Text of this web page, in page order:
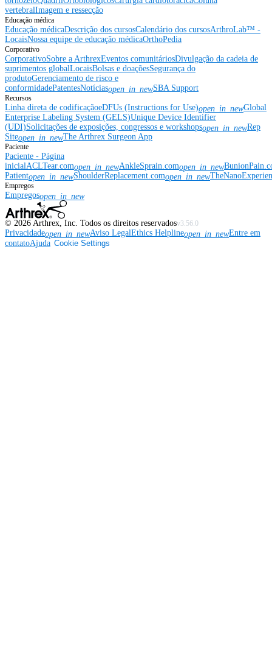
vertebralImagem e ressecção
Educação médica
Educação médicaDescrição dos cursosCalendário dos cursosArthroLab™ -
LocaisNossa equipe de educação médicaOrthoPedia
Corporativo
CorporativoSobre a ArthrexEventos comunitáriosDivulgação da cadeia de
suprimentos globalLocaisBolsas e doaçõesSegurança do
produtoGerenciamento de risco e
conformidadePatentesNotíciasopen_in_newSBA Support
Recursos
Linha direta de codificaçãoeDFUs (Instructions for Use)open_in_newGlobal
Enterprise Labeling System (GELS)Unique Device Identifier
(UDI)Solicitações de exposições, congressos e workshopsopen_in_newRep
Siteopen_in_newThe Arthrex Surgeon App
Paciente
Paciente - Página
inicialACLTear.comopen_in_newAnkleSprain.comopen_in_new
Patientopen_in_newShoulderReplacement.comopen_in_new
Empregos
Empregosopen_in_new
© 2026 Arthrex, Inc. Todos os direitos reservadosv3.56.0
Privacidadeopen_in_newAviso LegalEthics Helplineopen_in_newEntre em
contatoAjuda Cookie Settings